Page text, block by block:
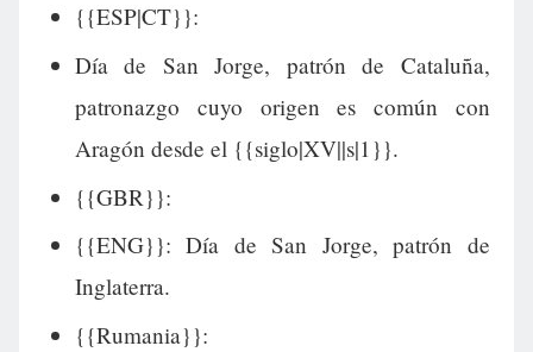
{{ESP|CT}}:
Día de San Jorge, patrón de Cataluña,
patronazgo cuyo origen es común con
Aragón desde el {{siglo|XV||s|1}}.
{{GBR}}:
{{ENG}}: Día de San Jorge, patrón de
Inglaterra.
{{Rumania}}: